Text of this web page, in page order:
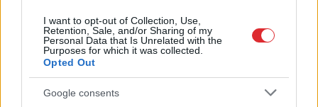
I want to opt-out of Collection, Use,
Retention, Sale, and/or Sharing of my
Personal Data that Is Unrelated with the
Purposes for which it was collected.
Opted Out
Google consents